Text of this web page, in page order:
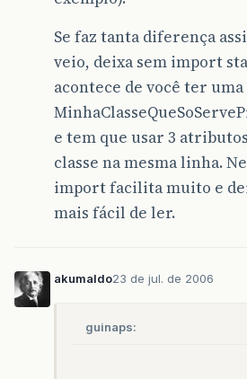
Se faz tanta diferença
veio, deixa sem import
acontece de você ter uma
e tem que usar 3
classe na mesma linha.
import facilita muito e
mais fácil de ler.
akumaldo23 de jul. de 2006
guinaps: